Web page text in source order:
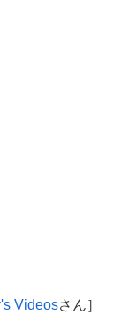
Videosさん］